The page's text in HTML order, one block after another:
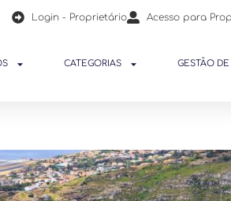
Login - Proprietário Acesso para
CATEGORIAS GESTÃO